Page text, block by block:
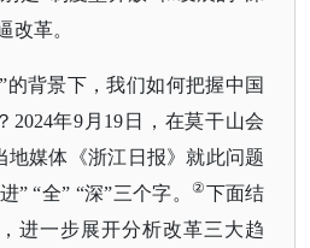
改革。
的背景下，我们如何把握中国
2024年9月19日，在莫干山会
地媒体《浙江日报》就此问题
” “全” “深”三个字。
②下面结
进一步展开分析改革三大趋